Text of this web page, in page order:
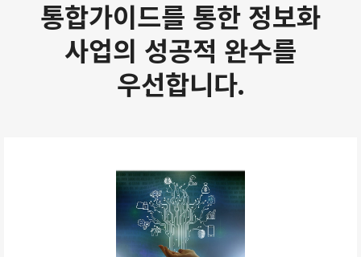
통합가이드를 통한 정보화
사업의 성공적 완수를
우선합니다.